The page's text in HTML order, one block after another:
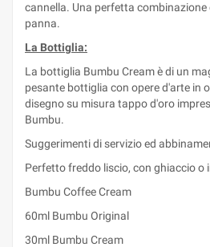
cannella. Una perfetta combinazione
panna.
La Bottiglia:
La bottiglia Bumbu Cream è di un
pesante bottiglia con opere d'arte in
disegno su misura tappo d'oro
Bumbu.
Suggerimenti di servizio ed
Perfetto freddo liscio, con ghiaccio o
Bumbu Coffee Cream
60ml Bumbu Original
30ml Bumbu Cream